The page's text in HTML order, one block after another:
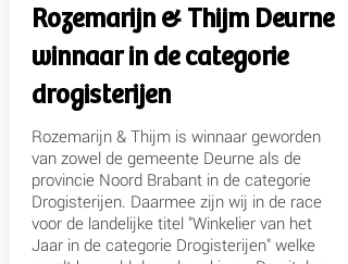
Rozemarijn & Thijm Deurne
winnaar in de categorie
drogisterijen
Rozemarijn & Thijm is winnaar geworden
van zowel de gemeente Deurne als de
provincie Noord Brabant in de categorie
Drogisterijen. Daarmee zijn wij in de race
voor de landelijke titel "Winkelier van het
Jaar in de categorie Drogisterijen" welke